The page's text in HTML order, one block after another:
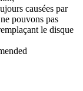
causées par
pouvons pas
le disque